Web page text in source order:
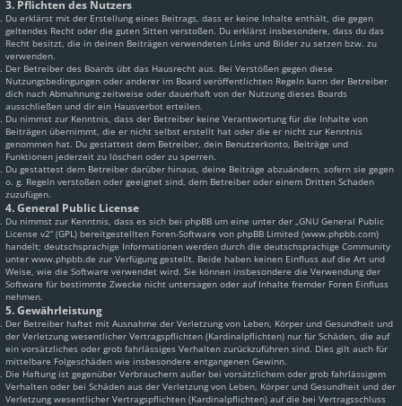
3. Pflichten des Nutzers
Du erklärst mit der Erstellung eines Beitrags, dass er keine Inhalte enthält, die gegen
geltendes Recht oder die guten Sitten verstoßen. Du erklärst insbesondere, dass du das
Recht besitzt, die in deinen Beiträgen verwendeten Links und Bilder zu setzen bzw. zu
verwenden.
Der Betreiber des Boards übt das Hausrecht aus. Bei Verstößen gegen diese
Nutzungsbedingungen oder anderer im Board veröffentlichten Regeln kann der Betreiber
dich nach Abmahnung zeitweise oder dauerhaft von der Nutzung dieses Boards
ausschließen und dir ein Hausverbot erteilen.
Du nimmst zur Kenntnis, dass der Betreiber keine Verantwortung für die Inhalte von
Beiträgen übernimmt, die er nicht selbst erstellt hat oder die er nicht zur Kenntnis
genommen hat. Du gestattest dem Betreiber, dein Benutzerkonto, Beiträge und
Funktionen jederzeit zu löschen oder zu sperren.
Du gestattest dem Betreiber darüber hinaus, deine Beiträge abzuändern, sofern sie gegen
o. g. Regeln verstoßen oder geeignet sind, dem Betreiber oder einem Dritten Schaden
zuzufügen.
4. General Public License
Du nimmst zur Kenntnis, dass es sich bei phpBB um eine unter der „GNU General Public
License v2“ (GPL) bereitgestellten Foren-Software von phpBB Limited (www.phpbb.com)
handelt; deutschsprachige Informationen werden durch die deutschsprachige Community
unter www.phpbb.de zur Verfügung gestellt. Beide haben keinen Einfluss auf die Art und
Weise, wie die Software verwendet wird. Sie können insbesondere die Verwendung der
Software für bestimmte Zwecke nicht untersagen oder auf Inhalte fremder Foren Einfluss
nehmen.
5. Gewährleistung
Der Betreiber haftet mit Ausnahme der Verletzung von Leben, Körper und Gesundheit und
der Verletzung wesentlicher Vertragspflichten (Kardinalpflichten) nur für Schäden, die auf
ein vorsätzliches oder grob fahrlässiges Verhalten zurückzuführen sind. Dies gilt auch für
mittelbare Folgeschäden wie insbesondere entgangenen Gewinn.
Die Haftung ist gegenüber Verbrauchern außer bei vorsätzlichem oder grob fahrlässigem
Verhalten oder bei Schäden aus der Verletzung von Leben, Körper und Gesundheit und der
Verletzung wesentlicher Vertragspflichten (Kardinalpflichten) auf die bei Vertragsschluss